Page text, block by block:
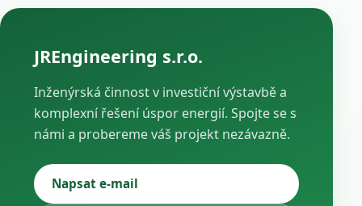
JREngineering s.r.o.
Inženýrská činnost v investiční výstavbě a
komplexní řešení úspor energií. Spojte se s
námi a probereme váš projekt nezávazně.
Napsat e-mail